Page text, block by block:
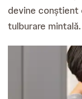
devine conștient
tulburare mintală.